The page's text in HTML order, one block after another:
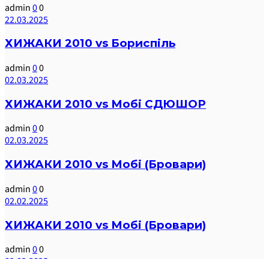
admin 00
22.03.2025
ХИЖАКИ 2010 vs Бориспіль
admin 00
02.03.2025
ХИЖАКИ 2010 vs Мобі СДЮШОР
admin 00
02.03.2025
ХИЖАКИ 2010 vs Мобі (Бровари)
admin 00
02.02.2025
ХИЖАКИ 2010 vs Мобі (Бровари)
admin 00